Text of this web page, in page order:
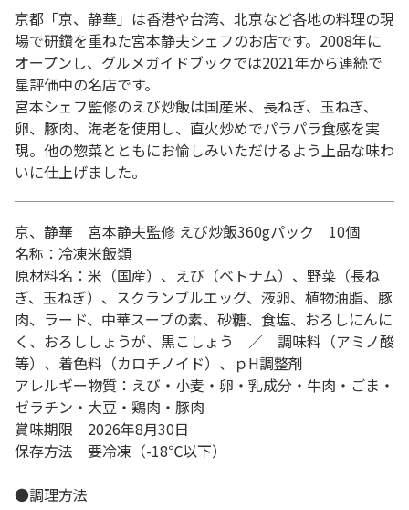
京都「京、静華」は香港や台湾、北京など各地の料理の現
場で研鑽を重ねた宮本静夫シェフのお店です。2008年に
オープンし、グルメガイドブックでは2021年から連続で
星評価中の名店です。
宮本シェフ監修のえび炒飯は国産米、長ねぎ、玉ねぎ、
卵、豚肉、海老を使用し、直火炒めでパラパラ食感を実
現。他の惣菜とともにお愉しみいただけるよう上品な味わ
いに仕上げました。
京、静華 宮本静夫監修 えび炒飯360gパック 10個
名称：冷凍米飯類
原材料名：米（国産）、えび（ベトナム）、野菜（長ね
ぎ、玉ねぎ）、スクランブルエッグ、液卵、植物油脂、豚
肉、ラード、中華スープの素、砂糖、食塩、おろしにんに
く、おろししょうが、黒こしょう ／ 調味料（アミノ酸
等）、着色料（カロチノイド）、ｐH調整剤
アレルギー物質：えび・小麦・卵・乳成分・牛肉・ごま・
ゼラチン・大豆・鶏肉・豚肉
賞味期限 2026年8月30日
保存方法 要冷凍（-18℃以下）
●調理方法